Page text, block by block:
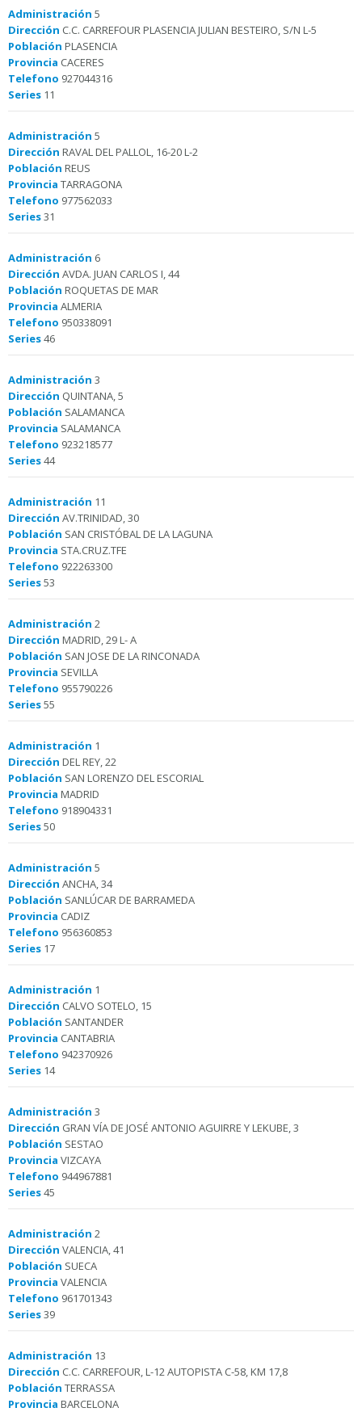
Administración 5
Dirección C.C. CARREFOUR PLASENCIA JULIAN BESTEIRO, S/N L-5
Población PLASENCIA
Provincia CACERES
Telefono 927044316
Series 11
Administración 5
Dirección RAVAL DEL PALLOL, 16-20 L-2
Población REUS
Provincia TARRAGONA
Telefono 977562033
Series31
Administración 6
Dirección AVDA. JUAN CARLOS I, 44
Población ROQUETAS DE MAR
Provincia ALMERIA
Telefono 950338091
Series46
Administración 3
Dirección QUINTANA, 5
Población SALAMANCA
Provincia SALAMANCA
Telefono 923218577
Series44
Administración 11
Dirección AV.TRINIDAD, 30
Población SAN CRISTÓBAL DE LA LAGUNA
Provincia STA.CRUZ.TFE
Telefono 922263300
Series53
Administración 2
Dirección MADRID, 29 L- A
Población SAN JOSE DE LA RINCONADA
Provincia SEVILLA
Telefono 955790226
Series55
Administración 1
Dirección DEL REY, 22
Población SAN LORENZO DEL ESCORIAL
Provincia MADRID
Telefono 918904331
Series50
Administración 5
Dirección ANCHA, 34
Población SANLÚCAR DE BARRAMEDA
Provincia CADIZ
Telefono 956360853
Series 17
Administración 1
Dirección CALVO SOTELO, 15
Población SANTANDER
Provincia CANTABRIA
Telefono 942370926
Series 14
Administración 3
Dirección GRAN VÍA DE JOSÉ ANTONIO AGUIRRE Y LEKUBE, 3
Población SESTAO
Provincia VIZCAYA
Telefono 944967881
Series45
Administración 2
Dirección VALENCIA, 41
Población SUECA
Provincia VALENCIA
Telefono 961701343
Series39
Administración 13
Dirección C.C. CARREFOUR, L-12 AUTOPISTA C-58, KM 17,8
Población TERRASSA
Provincia BARCELONA